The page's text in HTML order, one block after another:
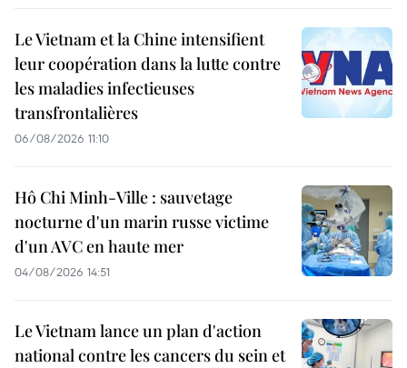
Le Vietnam et la Chine intensifient
leur coopération dans la lutte contre
les maladies infectieuses
transfrontalières
06/08/2026 11:10
Hô Chi Minh-Ville : sauvetage
nocturne d'un marin russe victime
d'un AVC en haute mer
04/08/2026 14:51
Le Vietnam lance un plan d'action
national contre les cancers du sein et